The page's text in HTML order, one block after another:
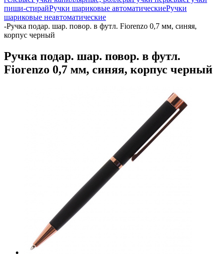
пиши-стирайРучки шариковые автоматическиеРучки
шариковые неавтоматические
-Ручка подар. шар. повор. в футл. Fiorenzo 0,7 мм, синяя,
корпус черный
Ручка подар. шар. повор. в футл.
Fiorenzo 0,7 мм, синяя, корпус черный